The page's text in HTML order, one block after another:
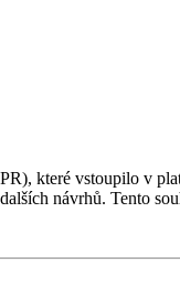
které vstoupilo v
návrhů. Tento